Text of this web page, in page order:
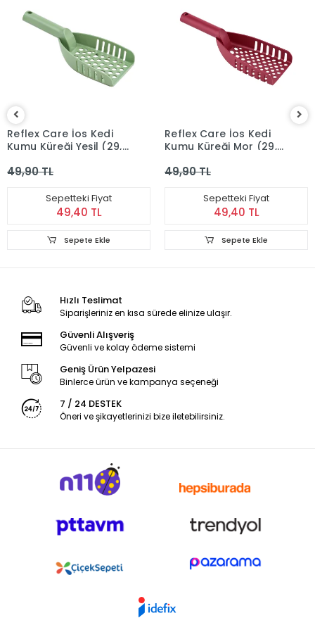
Reflex Care İos Kedi
Kumu Küreği Yeşil (29,5
49,90 TL
Sepetteki Fiyat
49,40 TL
Sepete Ekle
Reflex Care İos Kedi
Kumu Küreği Mor (29,5
49,90 TL
Sepetteki Fiyat
49,40 TL
Sepete Ekle
Hızlı Teslimat
Siparişleriniz en kısa sürede elinize ulaşır.
Güvenli Alışveriş
Güvenli ve kolay ödeme sistemi
Geniş Ürün Yelpazesi
Binlerce ürün ve kampanya seçeneği
7 / 24 DESTEK
Öneri ve şikayetlerinizi bize iletebilirsiniz.